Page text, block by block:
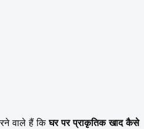
वाले हैं किघर पर प्राकृतिक खाद कैसे